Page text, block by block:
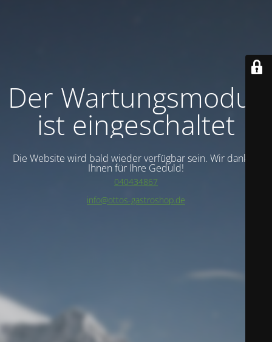
Der Wartungsmodus
ist eingeschaltet
Die Website wird bald wieder verfügbar sein. Wir danken
Ihnen für Ihre Geduld!
040434867
info@ottos-gastroshop.de